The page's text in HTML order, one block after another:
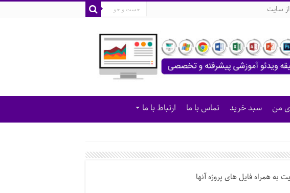
از سایت
من سبد خرید تماس با ما ارتباط با ما
همراه فایل های پروژه آنها